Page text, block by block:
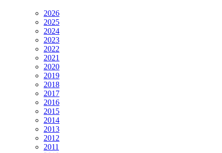
2026
2025
2024
2023
2022
2021
2020
2019
2018
2017
2016
2015
2014
2013
2012
2011